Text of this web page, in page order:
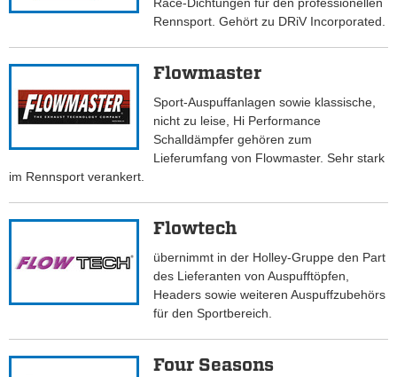
Rennsport. Gehört zu DRiV Incorporated.
Flowmaster
Sport-Auspuffanlagen sowie klassische,
nicht zu leise, Hi Performance
Schalldämpfer gehören zum
Lieferumfang von Flowmaster. Sehr stark
im Rennsport verankert.
Flowtech
übernimmt in der Holley-Gruppe den Part
des Lieferanten von Auspufftöpfen,
Headers sowie weiteren Auspuffzubehörs
für den Sportbereich.
Four Seasons